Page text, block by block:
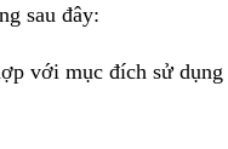
sau đây:
với mục đích sử dụng